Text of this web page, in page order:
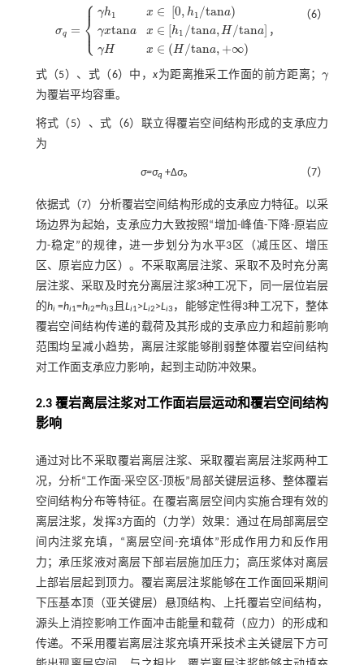
σq = ⎧
⎩
⎨⎪
⎪
γh1
γxtana
γH
x ∈ [0, h1 /tana)
x ∈ [h1 /tana,H /tana]
x ∈ (H /tana, +∞)
σq=γh 1x ∈0,h1/ta aγ xtanax∈h1/tana, H/tana γ，
（6）
式（5） 、 式（6） 中，x为距离推采工作面的前方距离；γ
γ
为覆岩平均容重。
将式（5） 、式（6） 联立得覆岩空间结构形成的支承应力
为
σ=σq +Δσ。 （7）
依据式（7） 分析覆岩空间结构形成的支承应力特征。以采
场边界为起始，支承应力大致按照“增加-峰值-下降-原岩应
力-稳定”的规律，进一步划分为水平3区（减压区、增压
区、原岩应力区）。不采取离层注浆、采取不及时充分离
层注浆、采取及时充分离层注浆3种工况下，同一层位岩层
的hi=hi1=hi2=hi3 且Li1>Li2>Li3 ，能够定性得3种工况下，整体
覆岩空间结构传递的载荷及其形成的支承应力和超前影响
范围均呈减小趋势，离层注浆能够削弱整体覆岩空间结构
对工作面支承应力影响，起到主动防冲效果。
2.3 覆岩离层注浆对工作面岩层运动和覆岩空间结构
影响
通过对比不采取覆岩离层注浆、采取覆岩离层注浆两种工
况，分析“工作面-采空区-顶板”局部关键层运移、整体覆岩
空间结构分布等特征。在覆岩离层空间内实施合理有效的
离层注浆，发挥3方面的（力学）效果：通过在局部离层空
间内注浆充填，“离层空间-充填体”形成作用力和反作用
力；承压浆液对离层下部岩层施加压力；高压浆体对离层
上部岩层起到顶力。覆岩离层注浆能够在工作面回采期间
下压基本顶（亚关键层）悬顶结构、上托覆岩空间结构，
源头上消控影响工作面冲击能量和载荷（应力）的形成和
传递。不采用覆岩离层注浆充填开采技术主关键层下方可